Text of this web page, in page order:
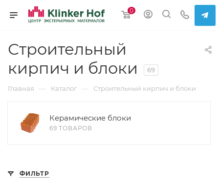
0
Строительный
кирпич и блоки
69
Главная — Каталог — Строительный кирпич и блоки
Керамические блоки
69 ТОВАРОВ
ФИЛЬТР